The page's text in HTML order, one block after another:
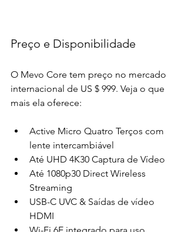
Preço e Disponibilidade
O Mevo Core tem preço no mercado
internacional de US $ 999. Veja o que
mais ela oferece:
Active Micro Quatro Terços com
lente intercambiável
Até UHD 4K30 Captura de Vídeo
Até 1080p30 Direct Wireless
Streaming
USB-C UVC & Saídas de vídeo
HDMI